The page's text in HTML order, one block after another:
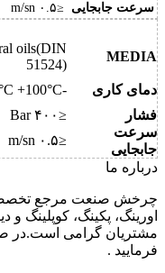
سرعت جابجایی
≤۰.۵ m/sn
MEDIA
oils(DIN
51524)
دمای کاری -۳۰°C +100°C
فشار
≤۴۰۰ Bar
سرعت
جابجایی
≤۰.۵ m/sn
درباره ما
چرخش صنعت مرجع تخصصی
اورینگ، پکینگ، کوپلینگ
مشتریان گرامی است.در
فرمایید .